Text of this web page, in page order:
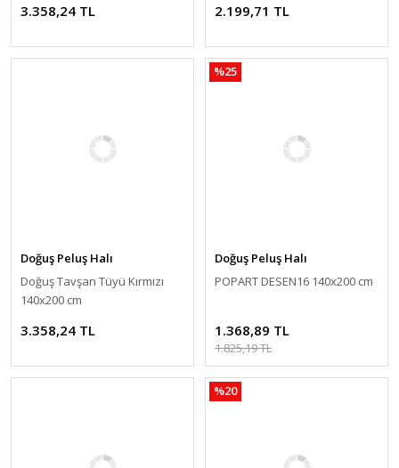
3.358,24 TL 2.199,71 TL
Doğuş Peluş Halı
Doğuş Tavşan Tüyü Kırmızı
140x200 cm
3.358,24 TL
%25
Doğuş Peluş Halı
POPART DESEN16 140x200 cm
1.368,89 TL
1.825,19 TL
%20